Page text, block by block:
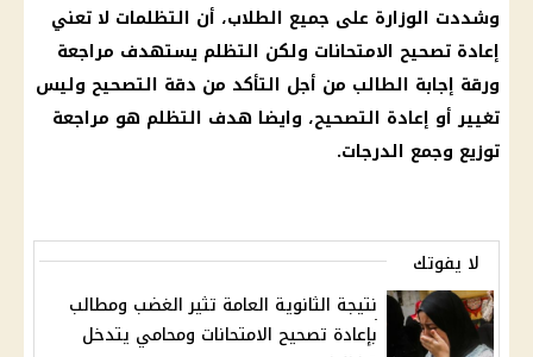
وشددت الوزارة على جميع الطلاب، أن التظلمات لا تعني
إعادة تصحيح الامتحانات ولكن التظلم يستهدف مراجعة
ورقة إجابة الطالب من أجل التأكد من دقة التصحيح وليس
تغيير أو إعادة التصحيح، وايضا هدف التظلم هو مراجعة
توزيع وجمع الدرجات.
لا يفوتك
نتيجة الثانوية العامة تثير الغضب ومطالب
بإعادة تصحيح الامتحانات ومحامي يتدخل